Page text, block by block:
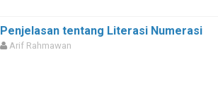
Penjelasan tentang Literasi Numerasi
Arif Rahmawan